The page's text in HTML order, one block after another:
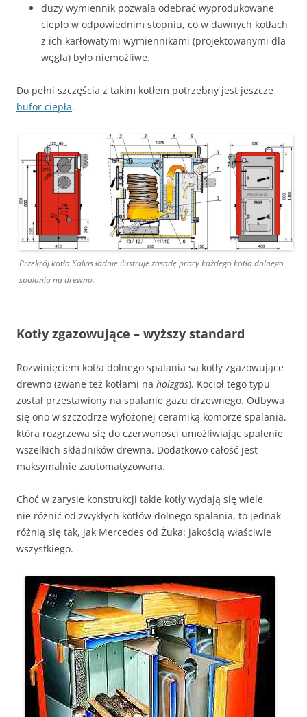
duży wymiennik pozwala odebrać wyprodukowane
ciepło w odpowiednim stopniu, co w dawnych kotłach
z ich karłowatymi wymiennikami (projektowanymi dla
węgla) było niemożliwe.
Do pełni szczęścia z takim kotłem potrzebny jest jeszcze
bufor ciepła.
Przekrój kotła Kalvis ładnie ilustruje zasadę pracy każdego kotła dolnego
spalania na drewno.
Kotły zgazowujące – wyższy standard
Rozwinięciem kotła dolnego spalania są kotły zgazowujące
drewno (zwane też kotłami na holzgas). Kocioł tego typu
został przestawiony na spalanie gazu drzewnego. Odbywa
się ono w szczodrze wyłożonej ceramiką komorze spalania,
która rozgrzewa się do czerwoności umożliwiając spalenie
wszelkich składników drewna. Dodatkowo całość jest
maksymalnie zautomatyzowana.
Choć w zarysie konstrukcji takie kotły wydają się wiele
nie różnić od zwykłych kotłów dolnego spalania, to jednak
różnią się tak, jak Mercedes od Żuka: jakością właściwie
wszystkiego.